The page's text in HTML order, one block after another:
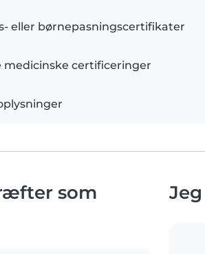
eller børnepasningscertifikater
medicinske certificeringer
som